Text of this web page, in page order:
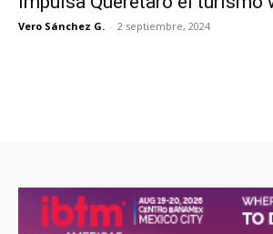
Vero Sánchez G. - 2 septiembre, 2024